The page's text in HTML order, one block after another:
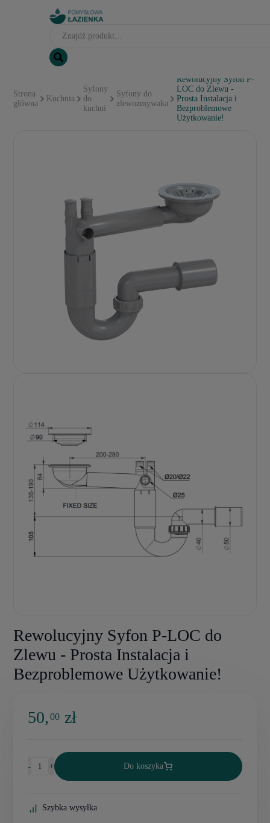
Strona
główna
Kuchnia
Syfony
do
kuchni
Syfony do
zlewozmywaka
Rewolucyjny Syfon P-
LOC do Zlewu -
Prosta Instalacja i
Bezproblemowe
Użytkowanie!
Rewolucyjny Syfon P-LOC do
Zlewu - Prosta Instalacja i
Bezproblemowe Użytkowanie!
50,00 zł
- + Do koszyka
Szybka wysyłka